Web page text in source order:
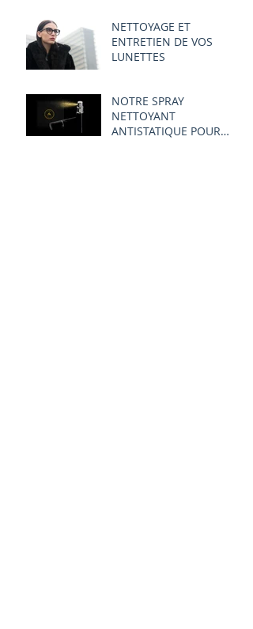
NETTOYAGE ET
ENTRETIEN DE VOS
LUNETTES
NOTRE SPRAY
NETTOYANT
ANTISTATIQUE POUR